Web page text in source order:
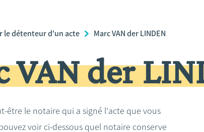
le détenteur d'un acte Marc VAN der LINDEN
VAN der
être le notaire qui a signé l'acte que vous
voir ci-dessous quel notaire conserve